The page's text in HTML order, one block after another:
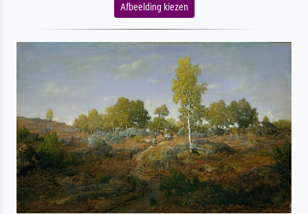
Afbeelding kiezen